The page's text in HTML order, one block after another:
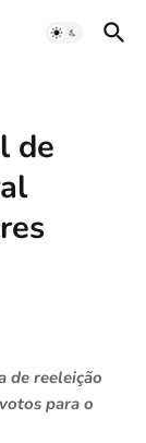
de
de reeleição
para o